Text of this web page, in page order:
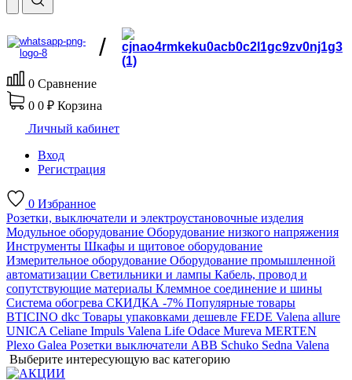
/
0 Сравнение
0 0 ₽ Корзина
Личный кабинет
Вход
Регистрация
0 Избранное
Розетки, выключатели и электроустановочные изделия
Модульное оборудование Оборудование низкого напряжения
Инструменты Шкафы и щитовое оборудование
Измерительное оборудование Оборудование промышленной
автоматизации Светильники и лампы Кабель, провод и
сопутствующие материалы Клеммное соединение и шины
Система обогрева СКИДКА -7% Популярные товары
BTICINO dkc Товары упаковками дешевле FEDE Valena allure
UNICA Celiane Impuls Valena Life Odace Mureva MERTEN
Plexo Galea Розетки выключатели ABB Schuko Sedna Valena
Выберите интересующую вас категорию